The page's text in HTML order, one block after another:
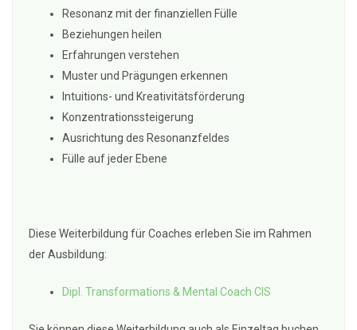
Resonanz mit der finanziellen Fülle
Beziehungen heilen
Erfahrungen verstehen
Muster und Prägungen erkennen
Intuitions- und Kreativitätsförderung
Konzentrationssteigerung
Ausrichtung des Resonanzfeldes
Fülle auf jeder Ebene
Diese Weiterbildung für Coaches erleben Sie im Rahmen
der Ausbildung:
Dipl. Transformations & Mental Coach CIS